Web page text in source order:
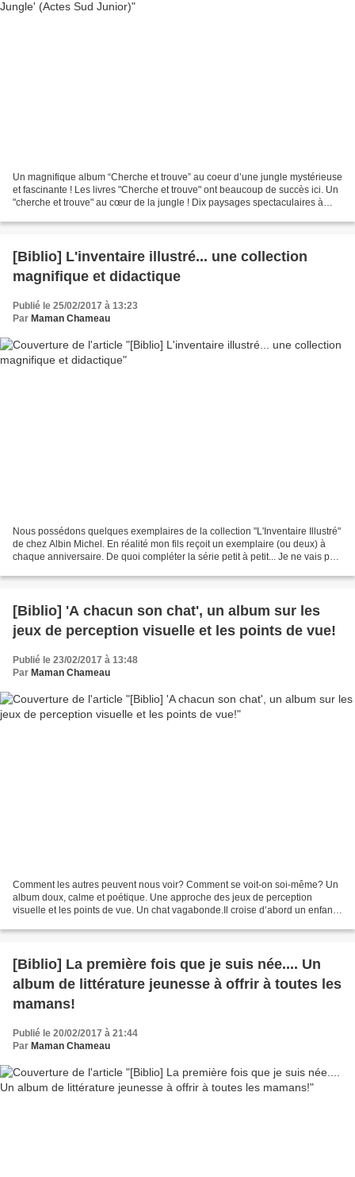
Un magnifique album “Cherche et trouve” au coeur d’une jungle mystérieuse
et fascinante ! Les livres "Cherche et trouve" ont beaucoup de succès ici. Un
"cherche et trouve" au cœur de la jungle ! Dix paysages spectaculaires à
[Biblio] L'inventaire illustré... une collection
magnifique et didactique
Publié le 25/02/2017 à 13:23
Par Maman Chameau
Nous possédons quelques exemplaires de la collection "L'Inventaire Illustré"
de chez Albin Michel. En réalité mon fils reçoit un exemplaire (ou deux) à
chaque anniversaire. De quoi compléter la série petit à petit... Je ne vais pas
[Biblio] 'A chacun son chat', un album sur les
jeux de perception visuelle et les points de vue!
Publié le 23/02/2017 à 13:48
Par Maman Chameau
Comment les autres peuvent nous voir? Comment se voit-on soi-même? Un
album doux, calme et poétique. Une approche des jeux de perception
visuelle et les points de vue. Un chat vagabonde.Il croise d’abord un enfant,
[Biblio] La première fois que je suis née.... Un
album de littérature jeunesse à offrir à toutes les
mamans!
Publié le 20/02/2017 à 21:44
Par Maman Chameau